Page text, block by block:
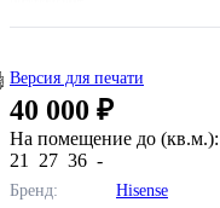
Версия для печати
40 000 ₽
На помещение до (кв.м.):
21
27 36 -
Бренд:
Hisense